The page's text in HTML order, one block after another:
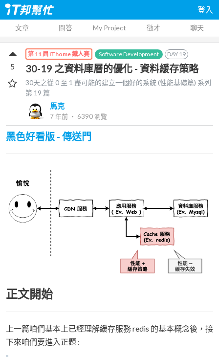
登入
文章 問答 My Project 徵才 聊天
第 11 屆 iThome 鐵人賽 Software Development DAY 19
30-19 之資料庫層的優化 - 資料緩存策略
30天之從 0 至 1 盡可能的建立一個好的系統 (性能基礎篇) 系列
第 19 篇
馬克
7 年前 ‧ 6390瀏覽
5
黑色好看版 - 傳送門
正文開始
上一篇咱們基本上已經理解緩存服務 redis 的基本概念後，接
下來咱們要進入正題 :